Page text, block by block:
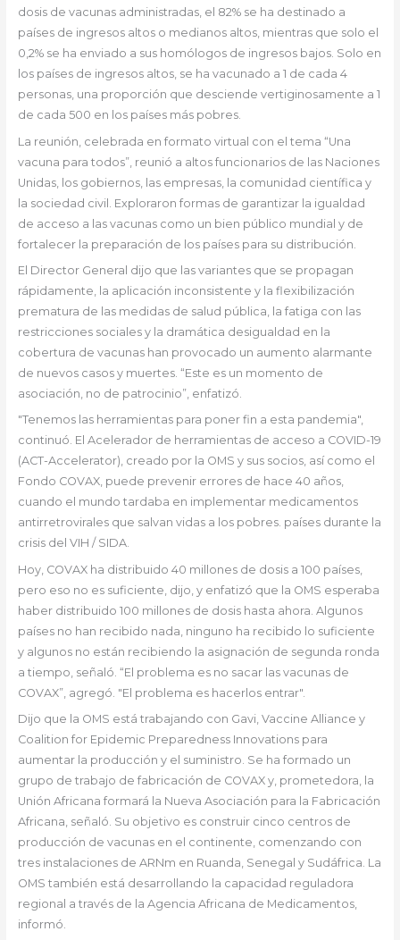
dosis de vacunas administradas, el 82% se ha destinado a
países de ingresos altos o medianos altos, mientras que solo el
0,2% se ha enviado a sus homólogos de ingresos bajos. Solo en
los países de ingresos altos, se ha vacunado a 1 de cada 4
personas, una proporción que desciende vertiginosamente a 1
de cada 500 en los países más pobres.
La reunión, celebrada en formato virtual con el tema “Una
vacuna para todos”, reunió a altos funcionarios de las Naciones
Unidas, los gobiernos, las empresas, la comunidad científica y
la sociedad civil. Exploraron formas de garantizar la igualdad
de acceso a las vacunas como un bien público mundial y de
fortalecer la preparación de los países para su distribución.
El Director General dijo que las variantes que se propagan
rápidamente, la aplicación inconsistente y la flexibilización
prematura de las medidas de salud pública, la fatiga con las
restricciones sociales y la dramática desigualdad en la
cobertura de vacunas han provocado un aumento alarmante
de nuevos casos y muertes. “Este es un momento de
asociación, no de patrocinio”, enfatizó.
"Tenemos las herramientas para poner fin a esta pandemia",
continuó. El Acelerador de herramientas de acceso a COVID-19
(ACT-Accelerator), creado por la OMS y sus socios, así como el
Fondo COVAX, puede prevenir errores de hace 40 años,
cuando el mundo tardaba en implementar medicamentos
antirretrovirales que salvan vidas a los pobres. países durante la
crisis del VIH / SIDA.
Hoy, COVAX ha distribuido 40 millones de dosis a 100 países,
pero eso no es suficiente, dijo, y enfatizó que la OMS esperaba
haber distribuido 100 millones de dosis hasta ahora. Algunos
países no han recibido nada, ninguno ha recibido lo suficiente
y algunos no están recibiendo la asignación de segunda ronda
a tiempo, señaló. “El problema es no sacar las vacunas de
COVAX”, agregó. "El problema es hacerlos entrar".
Dijo que la OMS está trabajando con Gavi, Vaccine Alliance y
Coalition for Epidemic Preparedness Innovations para
aumentar la producción y el suministro. Se ha formado un
grupo de trabajo de fabricación de COVAX y, prometedora, la
Unión Africana formará la Nueva Asociación para la Fabricación
Africana, señaló. Su objetivo es construir cinco centros de
producción de vacunas en el continente, comenzando con
tres instalaciones de ARNm en Ruanda, Senegal y Sudáfrica. La
OMS también está desarrollando la capacidad reguladora
regional a través de la Agencia Africana de Medicamentos,
informó.